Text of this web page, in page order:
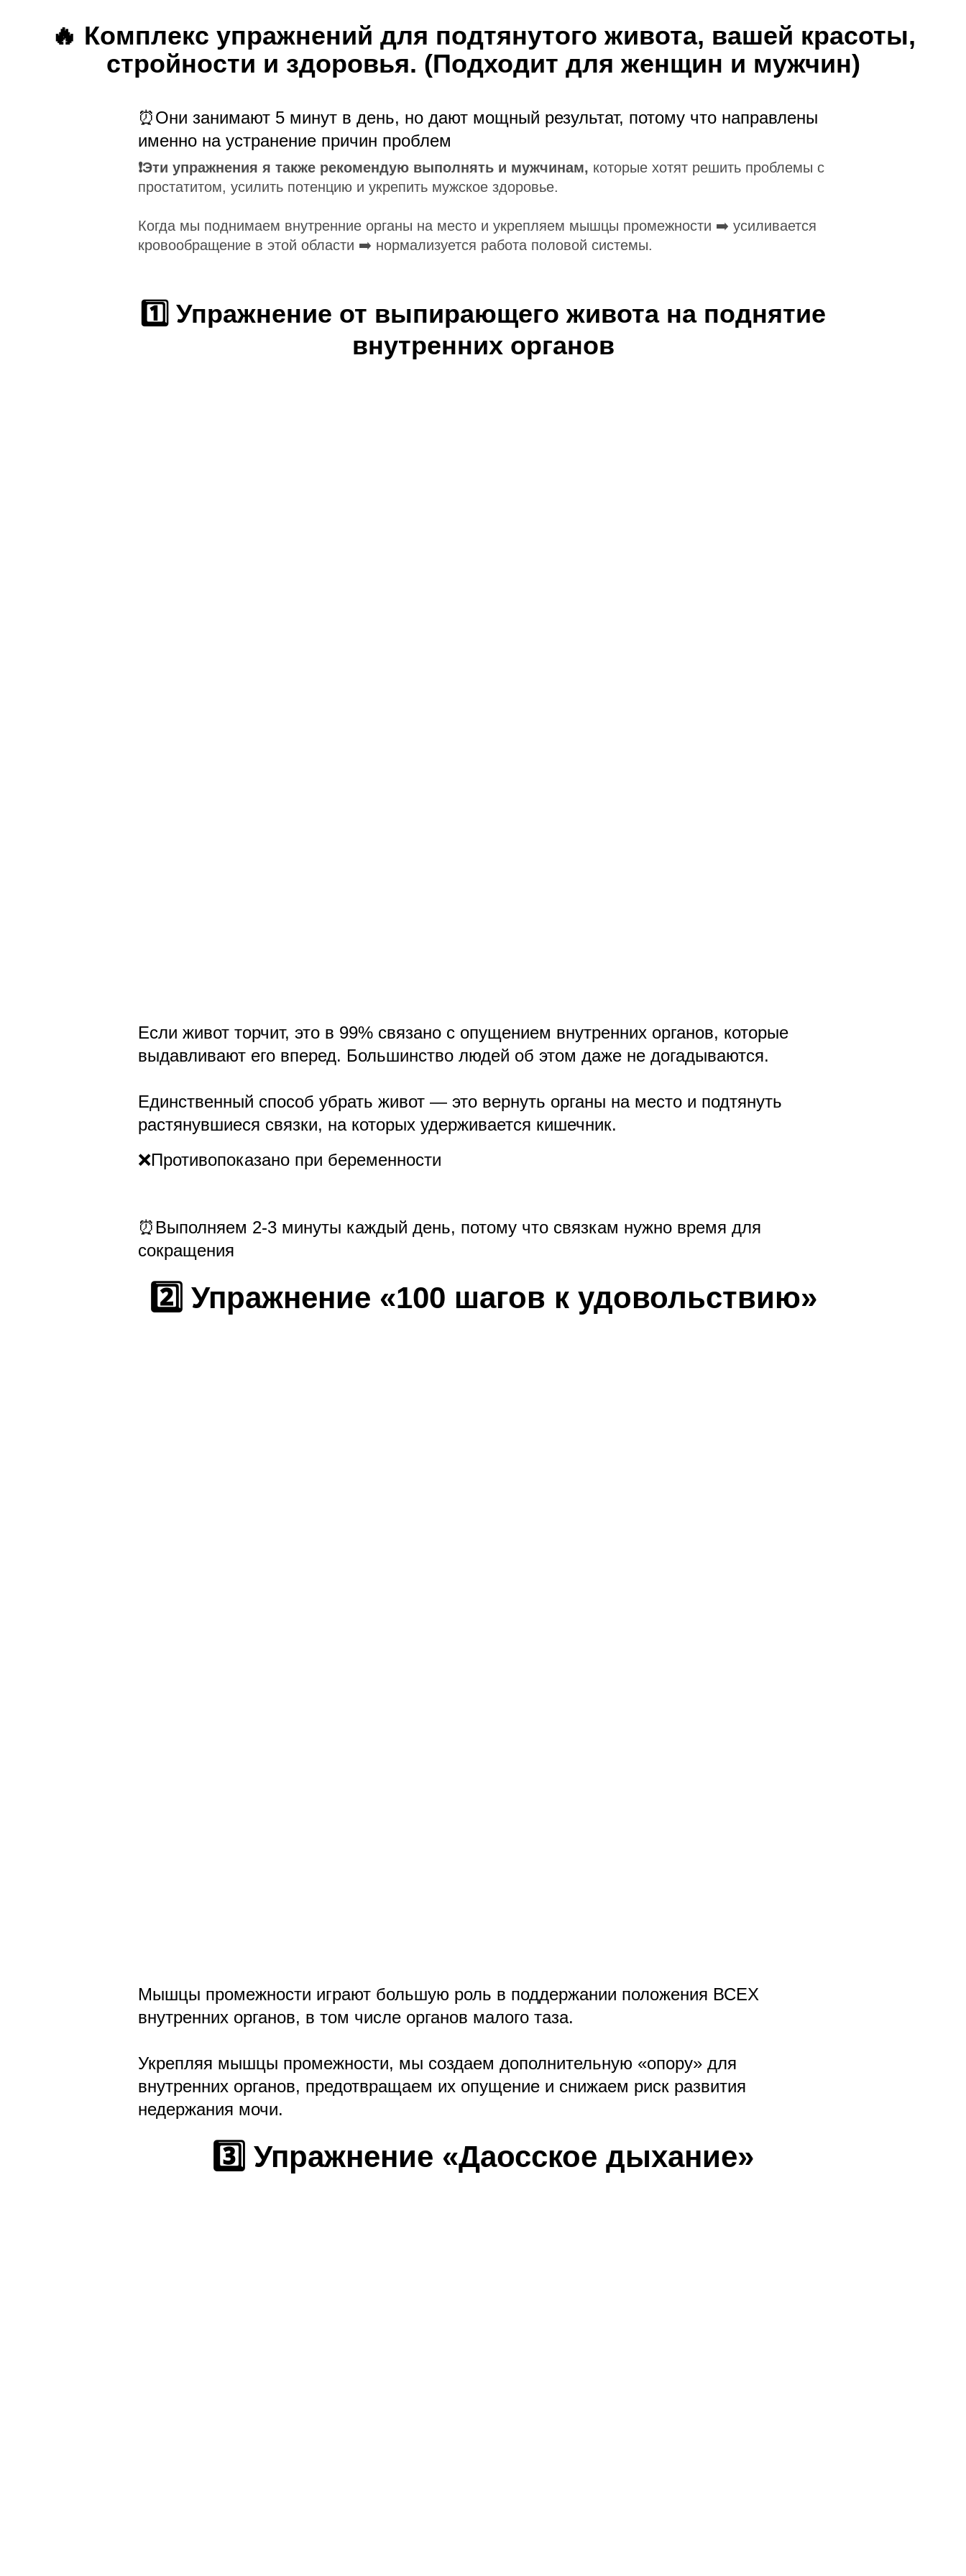
🔥 Комплекс упражнений для подтянутого живота, вашей красоты,
стройности и здоровья. (Подходит для женщин и мужчин)
⏰Они занимают 5 минут в день, но дают мощный результат, потому что направлены
именно на устранение причин проблем
❗️Эти упражнения я также рекомендую выполнять и мужчинам, которые хотят решить проблемы с
простатитом, усилить потенцию и укрепить мужское здоровье.
Когда мы поднимаем внутренние органы на место и укрепляем мышцы промежности ➡️ усиливается
кровообращение в этой области ➡️ нормализуется работа половой системы.
1️⃣ Упражнение от выпирающего живота на поднятие
внутренних органов
Если живот торчит, это в 99% связано с опущением внутренних органов, которые
выдавливают его вперед. Большинство людей об этом даже не догадываются.
Единственный способ убрать живот — это вернуть органы на место и подтянуть
растянувшиеся связки, на которых удерживается кишечник.
❌Противопоказано при беременности
⏰Выполняем 2-3 минуты каждый день, потому что связкам нужно время для
сокращения
2️⃣ Упражнение «100 шагов к удовольствию»
Мышцы промежности играют большую роль в поддержании положения ВСЕХ
внутренних органов, в том числе органов малого таза.
Укрепляя мышцы промежности, мы создаем дополнительную «опору» для
внутренних органов, предотвращаем их опущение и снижаем риск развития
недержания мочи.
3️⃣ Упражнение «Даосское дыхание»